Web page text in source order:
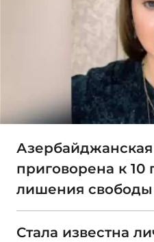
Азербайджанская
приговорена к
лишения
Стала известна